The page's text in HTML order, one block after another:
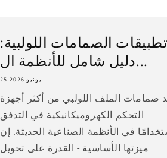
تطبيقات الصمامات اللولبية:
دليل شامل للأنظمة ال...
25 يونيو 2026
صمامات الملف اللولبي من أكثر أجهزة
التحكم الكهروميكانيكية في التدفق
في الأنظمة الصناعية الحديثة. إن
ميزتها الأساسية - القدرة على تحويل